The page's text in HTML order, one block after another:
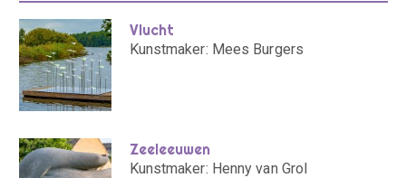
Vlucht
Kunstmaker: Mees Burgers
Zeeleeuwen
Kunstmaker: Henny van Grol